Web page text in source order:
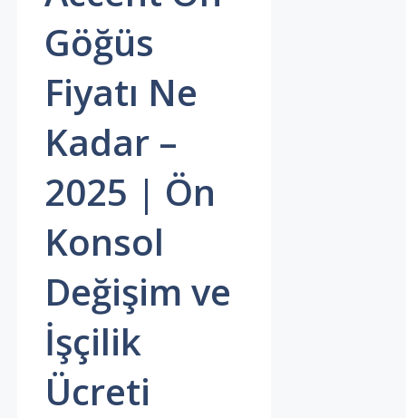
Göğüs
Fiyatı Ne
Kadar –
2025 | Ön
Konsol
Değişim ve
İşçilik
Ücreti